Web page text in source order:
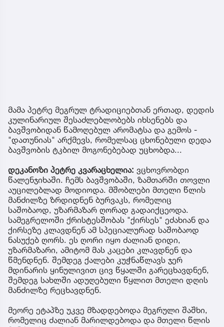
მამა პეტრე მეგრულ ტრადიციებთან ერთად, დედის
კულინარიულ შესაძლებლობებს იხსენებს და
ბავშვობიდან წამოღებულ არომატსა და გემოს -
"დათუნიას" არქმევს, რომელსაც ცხონებული დედა
ბავშვობის ტკბილ მოგონებებად უცხობდა...
დეკანოზი პეტრე კვარაცხელია: ვცხოვრობდი
წალენჯიხაში. ჩემს ბავშვობაში, ზამთარში თოვლი
აუცილებლად მოდიოდა. მშობლები მთელი წლის
მანძილზე ზრდიდნენ ბურვაკს, რომელიც
საშობაოდ, უზარმაზარ ღორად გადაიქცეოდა.
სამეგრელოში ქრისტესშობას "ქირსეს" ეძახიან და
ქირსეზე კლავდნენ ამ სპეციალურად საშობაოდ
ნასუქებ ღორს. ეს ღორი იყო ძალიან დიდი,
უზარმაზარი, ამიტომ მას კაცები კლავდნენ და
წმენდნენ. შემდეგ ქალები კუჭნაწლავს ჯერ
მდინარის ყინულივით ცივ წყალში გარეცხავდნენ,
შემდეგ სახლში ადუღებული წყლით მთელი დღის
მანძილზე რეცხავდნენ.
მეორე ეტაპზე უკვე მზადდებოდა მეგრული შაშხი,
რომელიც ძალიან მარილდებოდა და მთელი წლის